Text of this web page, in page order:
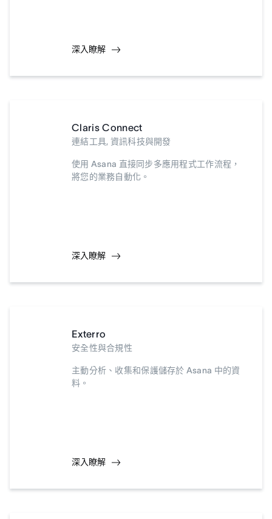
深入瞭解
Claris Connect
連結工具, 資訊科技與開發
使用 Asana 直接同步多應用程式工作流程，
將您的業務自動化。
深入瞭解
Exterro
安全性與合規性
主動分析、收集和保護儲存於 Asana 中的資
料。
深入瞭解